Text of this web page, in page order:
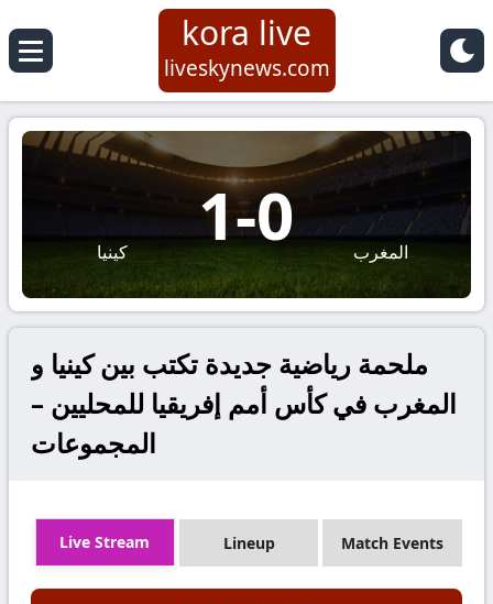
kora live
liveskynews.com
كينيا 1-0 المغرب
ملحمة رياضية جديدة تكتب بين كينيا و
المغرب في كأس أمم إفريقيا للمحليين –
المجموعات
Live Stream Lineup Match Events